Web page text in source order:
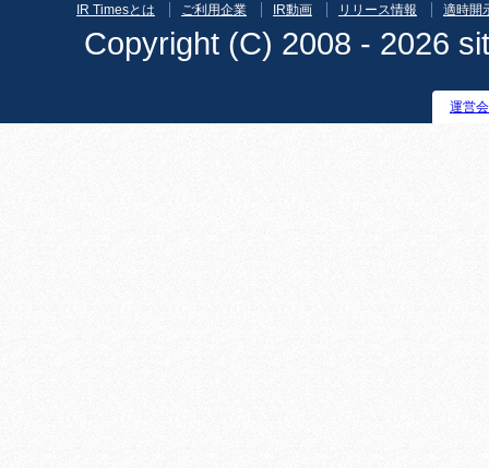
IR Timesとは ご利用企業 IR動画 リリース情報 適時開
Copyright (C) 2008 - 2026
運営